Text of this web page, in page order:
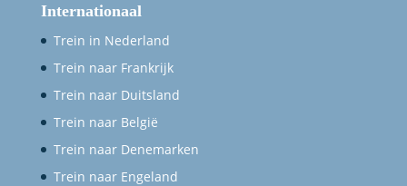
Internationaal
Trein in Nederland
Trein naar Frankrijk
Trein naar Duitsland
Trein naar België
Trein naar Denemarken
Trein naar Engeland